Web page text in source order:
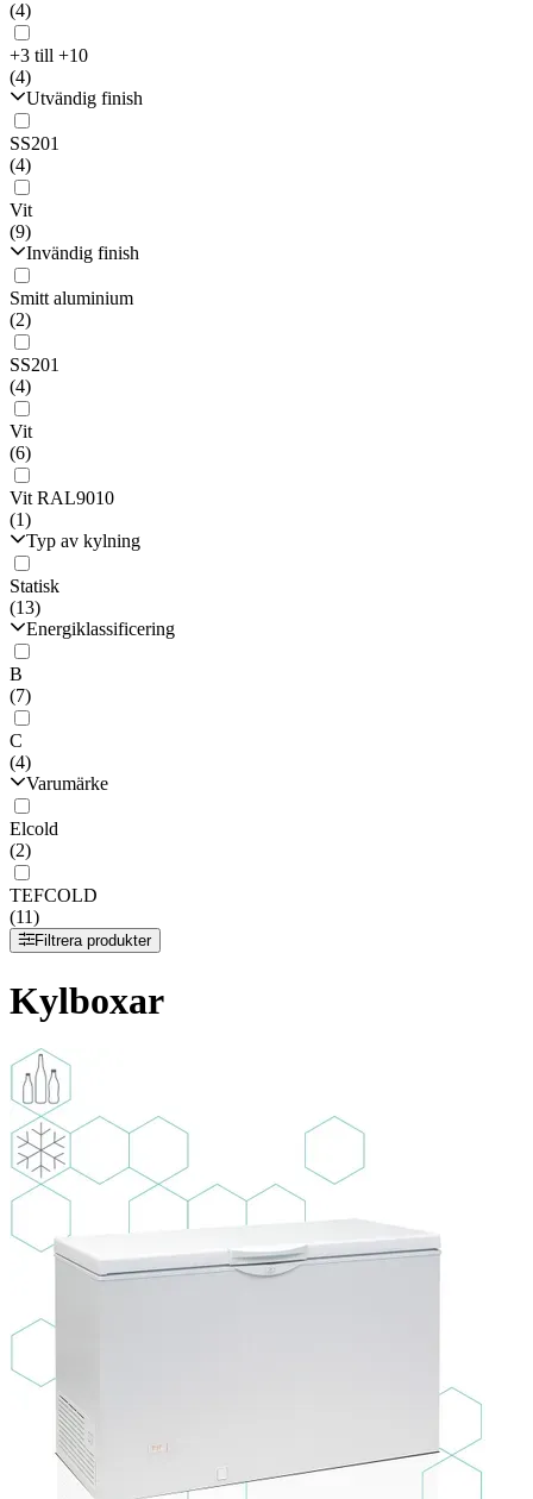
(4)
+3 till +10
(4)
Utvändig finish
SS201
(4)
Vit
(9)
Invändig finish
Smitt aluminium
(2)
SS201
(4)
Vit
(6)
Vit RAL9010
(1)
Typ av kylning
Statisk
(13)
Energiklassificering
B
(7)
C
(4)
Varumärke
Elcold
(2)
TEFCOLD
(11)
Filtrera produkter
Kylboxar